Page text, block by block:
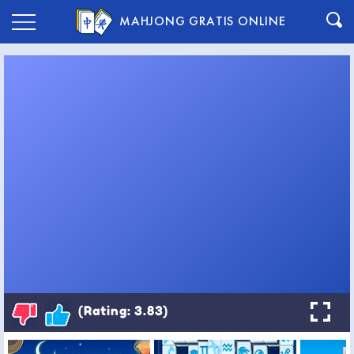
MAHJONG GRATIS ONLINE
(Rating: 3.83)